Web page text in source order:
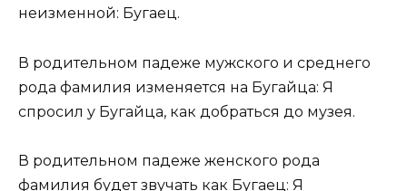
неизменной: Бугаец.
В родительном падеже мужского и среднего
рода фамилия изменяется на Бугайца: Я
спросил у Бугайца, как добраться до музея.
В родительном падеже женского рода
фамилия будет звучать как Бугаец: Я